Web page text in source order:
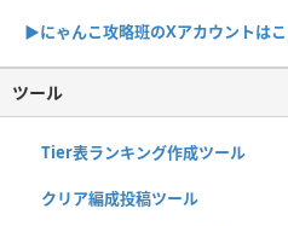
▶︎にゃんこ攻略班のXアカウントは
ツール
Tier表ランキング作成ツール
クリア編成投稿ツール